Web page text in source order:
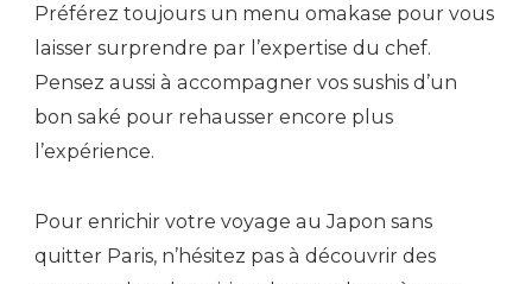
Préférez toujours un menu omakase pour vous
laisser surprendre par l’expertise du chef.
Pensez aussi à accompagner vos sushis d’un
bon saké pour rehausser encore plus
l’expérience.
Pour enrichir votre voyage au Japon sans
quitter Paris, n’hésitez pas à découvrir des